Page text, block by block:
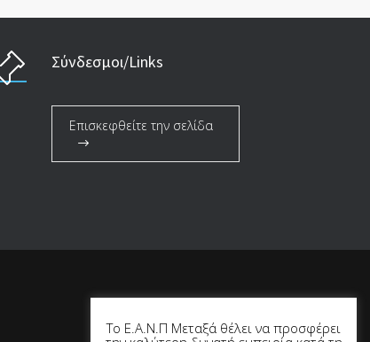
Σύνδεσμοι/Links
Επισκεφθείτε την σελίδα
Το Ε.Α.Ν.Π Μεταξά θέλει να προσφέρει